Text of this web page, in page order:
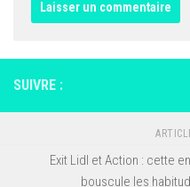
SUIVRE :
Exit Lidl et Action : cette
bouscule les